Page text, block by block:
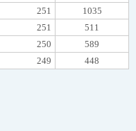
251
1035
251
511
250
589
249 448